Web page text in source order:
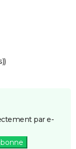
par e-